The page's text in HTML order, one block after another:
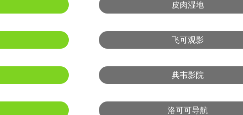
皮肉湿地
飞可观影
典韦影院
洛可可导航